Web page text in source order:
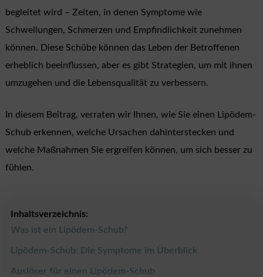
begleitet wird – Zeiten, in denen Symptome wie
Schwellungen, Schmerzen und Empfindlichkeit zunehmen
können. Diese Schübe können das Leben der Betroffenen
erheblich beeinflussen, aber es gibt Strategien, um mit ihnen
umzugehen und die Lebensqualität zu verbessern.
In diesem Beitrag, verraten wir Ihnen, wie Sie einen Lipödem-
Schub erkennen, welche Ursachen dahinterstecken und
welche Maßnahmen Sie ergreifen können, um sich besser zu
fühlen.
Inhaltsverzeichnis:
Was ist ein Lipödem-Schub?
Lipödem-Schub: Die Symptome im Überblick
Auslöser für einen Lipödem-Schub